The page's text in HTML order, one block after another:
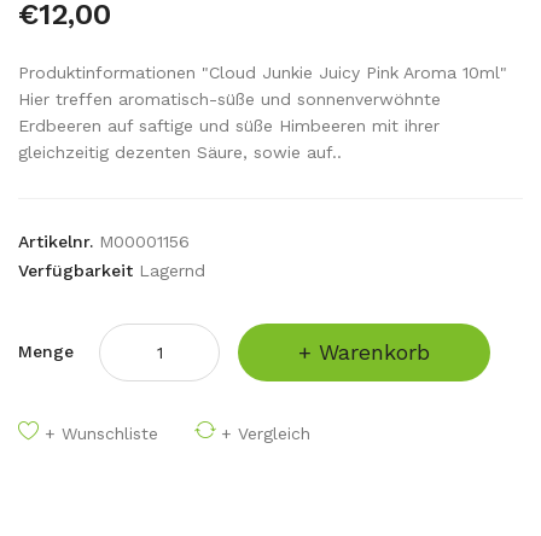
€12,00
Produktinformationen "Cloud Junkie Juicy Pink Aroma 10ml"
Hier treffen aromatisch-süße und sonnenverwöhnte
Erdbeeren auf saftige und süße Himbeeren mit ihrer
gleichzeitig dezenten Säure, sowie auf..
Artikelnr. M00001156
Verfügbarkeit Lagernd
Menge + Warenkorb
+ Wunschliste + Vergleich